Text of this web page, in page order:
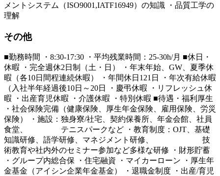
メントシステム（ISO9001,IATF16949）の知識 ・品質工学の
理解
その他
■勤務時間 ・8:30-17:30 ・平均残業時間：25-30h/月 ■休日・
休暇 ・完全週休2日制（土・日） ・年末年始、GW、夏季休
暇（各10日間程連続休暇） ・年間休日121日 ・年次有給休暇
（入社半年経過後10日～20日 ・慶弔休暇 ・リフレッシュ休
暇 ・出産育児休暇 ・介護休暇 ・特別休暇 ■待遇・福利厚生
・社会保険完備（健康保険、厚生年金保険、雇用保険、労災
保険） ・施設：独身寮/社宅、契約保養所、年金会館、社員
食堂、 テニスパークなど ・教育制度：OJT、基礎
知識研修、語学研修、マネジメント研修、 技
術教育や社内外のセミナー参加など多様な研修 ・財形貯蓄
・グループ内総合保 ・住宅融資 ・マイカーローン ・厚生年
金基金（アイシン企業年金基金） ・退職金制度 ・出産/育児